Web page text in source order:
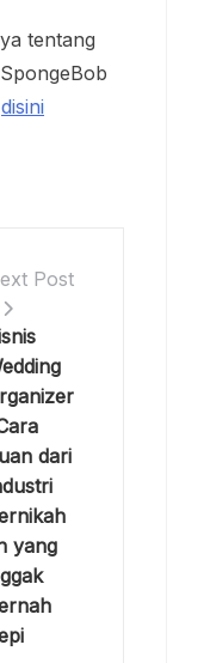
tentang
disini
Post
dari
yang